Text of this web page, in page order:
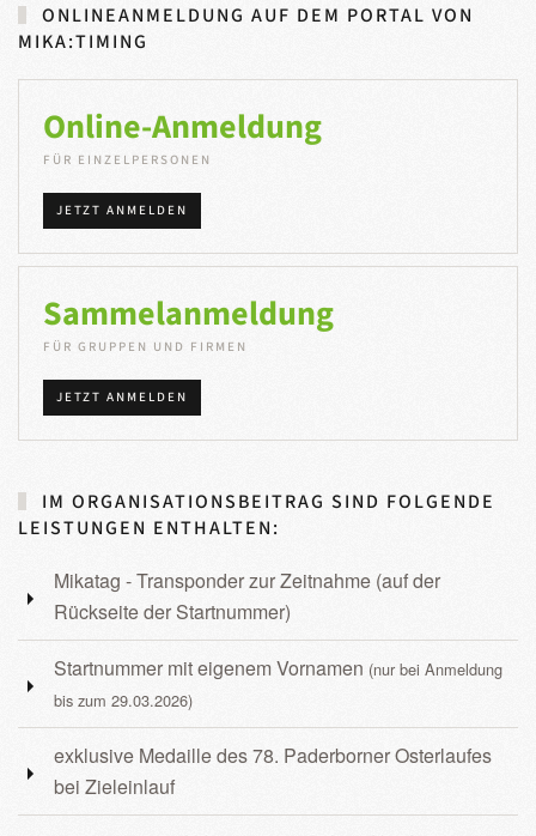
ONLINEANMELDUNG AUF DEM PORTAL VON
MIKA:TIMING
Online-Anmeldung
FÜR EINZELPERSONEN
JETZT ANMELDEN
Sammelanmeldung
FÜR GRUPPEN UND FIRMEN
JETZT ANMELDEN
IM ORGANISATIONSBEITRAG SIND FOLGENDE
LEISTUNGEN ENTHALTEN:
Mikatag - Transponder zur Zeitnahme (auf der
Rückseite der Startnummer)
Startnummer mit eigenem Vornamen (nur bei Anmeldung
bis zum 29.03.2026)
exklusive Medaille des 78. Paderborner Osterlaufes
bei Zieleinlauf